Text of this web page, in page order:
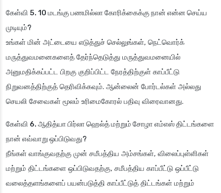
கேள்வி 5. 10 மடங்கு பணமில்லா கோரிக்கைக்கு நான் என்ன செய்ய
முடியும்?
உங்கள் மின் அட்டையை எடுத்துச் செல்லுங்கள், நெட்வொர்க்
மருத்துவமனைகளைத் தேர்ந்தெடுத்து மருத்துவமனையில்
அனுமதிக்கப்பட்ட பிறகு குறிப்பிட்ட நேரத்திற்குள் காப்பீட்டு
நிறுவனத்திற்குத் தெரிவிக்கவும். ஆன்லைன் போர்டல்கள் அல்லது
செயலி சேவைகள் மூலம் உரிமைகோரல் பதிவு விரைவானது.
கேள்வி 6. ஆதித்யா பிர்லா ஹெல்த் மற்றும் சோழா எம்எஸ் திட்டங்களை
நான் எவ்வாறு ஒப்பிடுவது?
நீங்கள் வாங்குவதற்கு முன் சமீபத்திய அம்சங்கள், விலைப்புள்ளிகள்
மற்றும் திட்டங்களை ஒப்பிடுவதற்கு, சமீபத்திய காப்பீட்டு ஒப்பீட்டு
வலைத்தளங்களைப் பயன்படுத்தி காப்பீட்டுத் திட்டங்கள் மற்றும்